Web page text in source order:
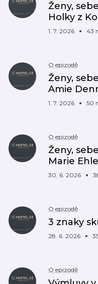
Ženy,
Holky z
1. 7. 2026 43
O epizodě
Ženy,
Amie
1. 7. 2026 50
O epizodě
Ženy,
Marie
30. 6. 2026
O epizodě
3 znaky
28. 6. 2026
O epizodě